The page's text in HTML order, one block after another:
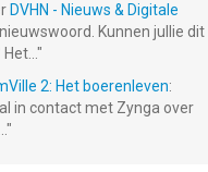
DVHN - Nieuws & Digitale
Kunnen jullie dit
"
2: Het boerenleven:
in contact met Zynga over
"